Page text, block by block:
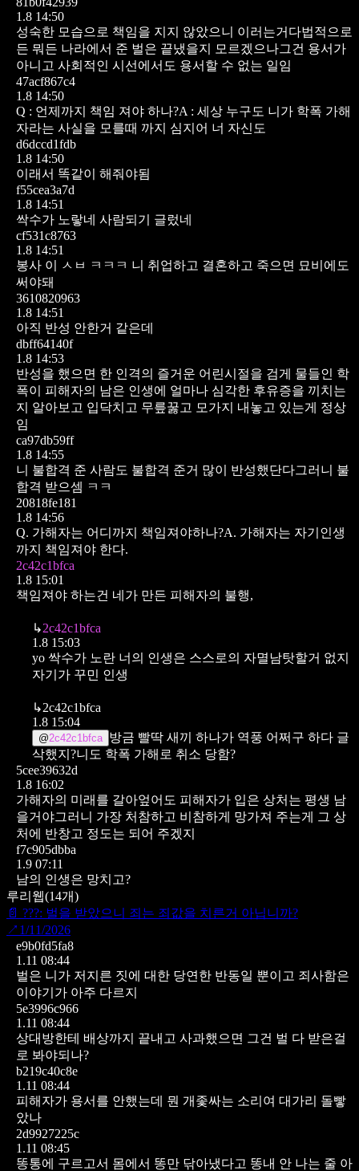
1.8 14:50
성숙한 모습으로 책임을 지지 않았으니 이러는거다법적으로
든 뭐든 나라에서 준 벌은 끝냈을지 모르겠으나그건 용서가
아니고 사회적인 시선에서도 용서할 수 없는 일임
47acf867c4
1.8 14:50
Q : 언제까지 책임 져야 하나?A : 세상 누구도 니가 학폭 가해
자라는 사실을 모를때 까지 심지어 너 자신도
d6dccd1fdb
1.8 14:50
이래서 똑같이 해줘야됨
f55cea3a7d
1.8 14:51
싹수가 노랗네 사람되기 글렀네
cf531c8763
1.8 14:51
봉사 이 ㅅㅂ ㅋㅋㅋ 니 취업하고 결혼하고 죽으면 묘비에도
써야돼
3610820963
1.8 14:51
아직 반성 안한거 같은데
dbff64140f
1.8 14:53
반성을 했으면 한 인격의 즐거운 어린시절을 검게 물들인 학
폭이 피해자의 남은 인생에 얼마나 심각한 후유증을 끼치는
지 알아보고 입닥치고 무릎꿇고 모가지 내놓고 있는게 정상
임
ca97db59ff
1.8 14:55
니 불합격 준 사람도 불합격 준거 많이 반성했단다그러니 불
합격 받으셈 ㅋㅋ
20818fe181
1.8 14:56
Q. 가해자는 어디까지 책임져야하나?A. 가해자는 자기인생
까지 책임져야 한다.
2c42c1bfca
1.8 15:01
책임져야 하는건 네가 만든 피해자의 불행,
↳2c42c1bfca
1.8 15:03
yo 싹수가 노란 너의 인생은 스스로의 자멸남탓할거 없지
자기가 꾸민 인생
↳2c42c1bfca
1.8 15:04
@2c42c1bfca 방금 빨딱 새끼 하나가 역풍 어쩌구 하다 글
삭했지?니도 학폭 가해로 취소 당함?
5cee39632d
1.8 16:02
가해자의 미래를 갈아엎어도 피해자가 입은 상처는 평생 남
을거야그러니 가장 처참하고 비참하게 망가져 주는게 그 상
처에 반창고 정도는 되어 주겠지
f7c905dbba
1.9 07:11
남의 인생은 망치고?
루리웹(14개)
📄 ???: 벌을 받았으니 죄는 죄값을 치른거 아닙니까?
↗ 1/11/2026
e9b0fd5fa8
1.11 08:44
벌은 니가 저지른 짓에 대한 당연한 반동일 뿐이고 죄사함은
이야기가 아주 다르지
5e3996c966
1.11 08:44
상대방한테 배상까지 끝내고 사과했으면 그건 벌 다 받은걸
로 봐야되나?
b219c40c8e
1.11 08:44
피해자가 용서를 안했는데 뭔 개좇싸는 소리여 대가리 돌빻
았나
2d9927225c
1.11 08:45
똥통에 구르고서 몸에서 똥만 닦아냈다고 똥내 안 나는 줄 아